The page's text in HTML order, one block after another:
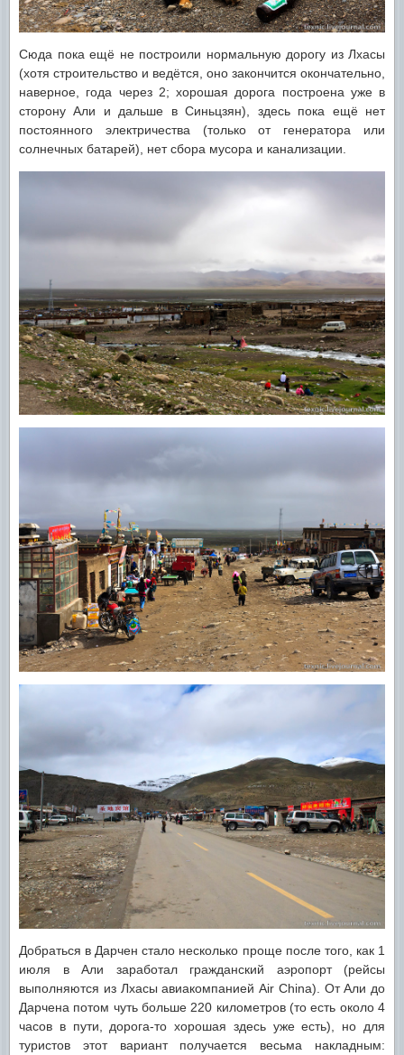
Сюда пока ещё не построили нормальную дорогу из Лхасы
(хотя строительство и ведётся, оно закончится окончательно,
наверное, года через 2; хорошая дорога построена уже в
сторону Али и дальше в Синьцзян), здесь пока ещё нет
постоянного электричества (только от генератора или
солнечных батарей), нет сбора мусора и канализации.
Добраться в Дарчен стало несколько проще после того, как 1
июля в Али заработал гражданский аэропорт (рейсы
выполняются из Лхасы авиакомпанией Air China). От Али до
Дарчена потом чуть больше 220 километров (то есть около 4
часов в пути, дорога-то хорошая здесь уже есть), но для
туристов этот вариант получается весьма накладным: